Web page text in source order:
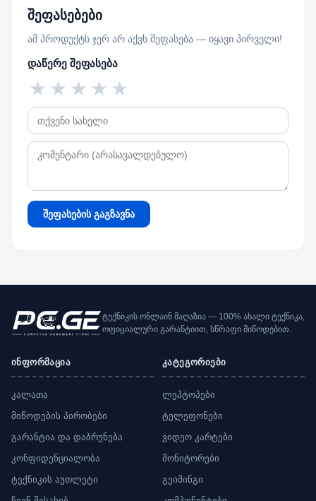
შეფასებები
ამ პროდუქტს ჯერ არ აქვს შეფასება — იყავი პირველი!
დაწერე შეფასება
★
★
★
★
★
შეფასების გაგზავნა
ტექნიკის ონლაინ მაღაზია — 100% ახალი ტექნიკა,
ოფიციალური გარანტიით, სწრაფი მიწოდებით.
ინფორმაცია
კალათა
მიწოდების პირობები
გარანტია და დაბრუნება
კონფიდენციალობა
ტექნიკის აუთლეტი
კატეგორიები
ლეპტოპები
ტელეფონები
ვიდეო კარტები
მონიტორები
გეიმინგი